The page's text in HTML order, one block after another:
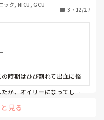
ック, NICU, GCU
3 ・ 12/27
時期はひび割れて出血に悩
が、オイリーになってしま
見る